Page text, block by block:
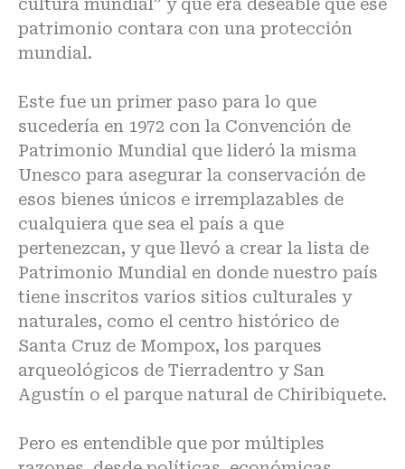
cultura mundial” y que era deseable que ese
patrimonio contara con una protección
mundial.
Este fue un primer paso para lo que
sucedería en 1972 con la Convención de
Patrimonio Mundial que lideró la misma
Unesco para asegurar la conservación de
esos bienes únicos e irremplazables de
cualquiera que sea el país a que
pertenezcan, y que llevó a crear la lista de
Patrimonio Mundial en donde nuestro país
tiene inscritos varios sitios culturales y
naturales, como el centro histórico de
Santa Cruz de Mompox, los parques
arqueológicos de Tierradentro y San
Agustín o el parque natural de Chiribiquete.
Pero es entendible que por múltiples